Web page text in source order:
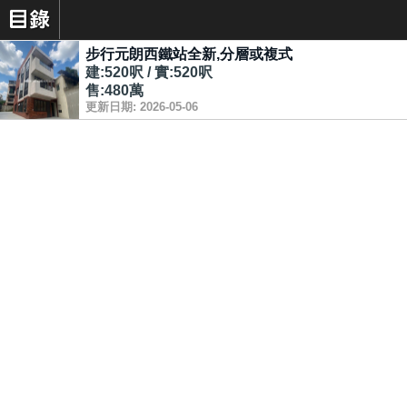
步行元朗西鐵站全新,分層或複式
建:520呎 / 實:520呎
售:480萬
更新日期: 2026-05-06